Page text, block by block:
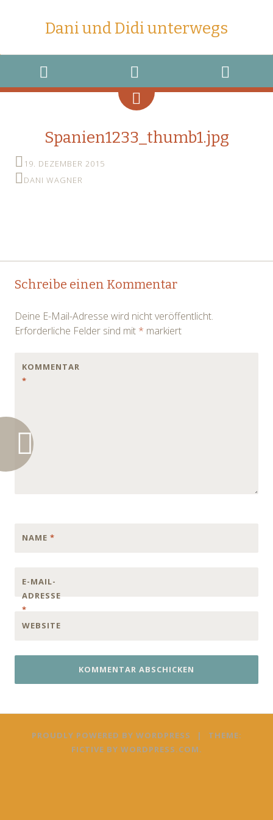
Dani und Didi unterwegs
MENU
WIDGETS
SEARCH
Spanien1233_thumb1.jpg
19. DEZEMBER 2015
DANI WAGNER
Post
Schreibe einen Kommentar
Deine E-Mail-Adresse wird nicht veröffentlicht.
Erforderliche Felder sind mit * markiert
KOMMENTAR
*
NAME *
E-MAIL-
ADRESSE
*
WEBSITE
PROUDLY POWERED BY WORDPRESS |
THEME:
FICTIVE BY WORDPRESS.COM.